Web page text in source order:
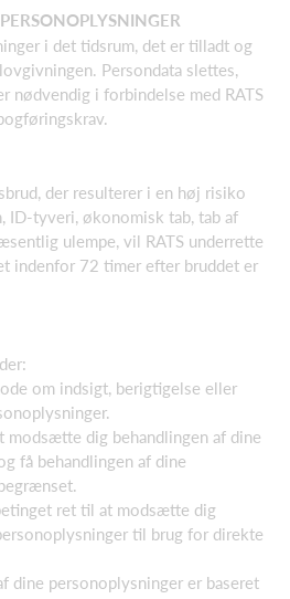
i det tidsrum, det er tilladt og
Persondata slettes,
nødvendig i forbindelse med RATS
der resulterer i en høj risiko
ID-tyveri, økonomisk tab, tab af
ulempe, vil RATS underrette
indenfor 72 timer efter bruddet er
om indsigt, berigtigelse eller
modsætte dig behandlingen af dine
få behandlingen af dine
ret til at modsætte dig
til brug for direkte
dine personoplysninger er baseret